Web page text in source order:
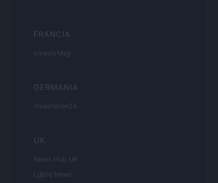
FRANCIA
InvestirMag
GERMANIA
Investieren24
UK
News Hub UK
Lgbtq News